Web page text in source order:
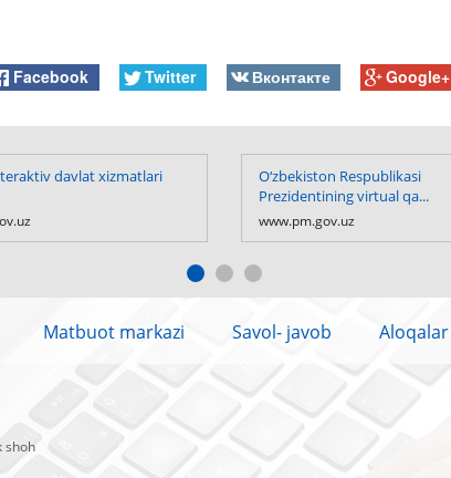
Facebook Twitter Вконтакте Google+
davlat xizmatlari
O‘zbekiston Respublikasi
Prezidentining virtual qa...
www.pm.gov.uz
Matbuot markazi Savol- javob Aloqalar
shoh